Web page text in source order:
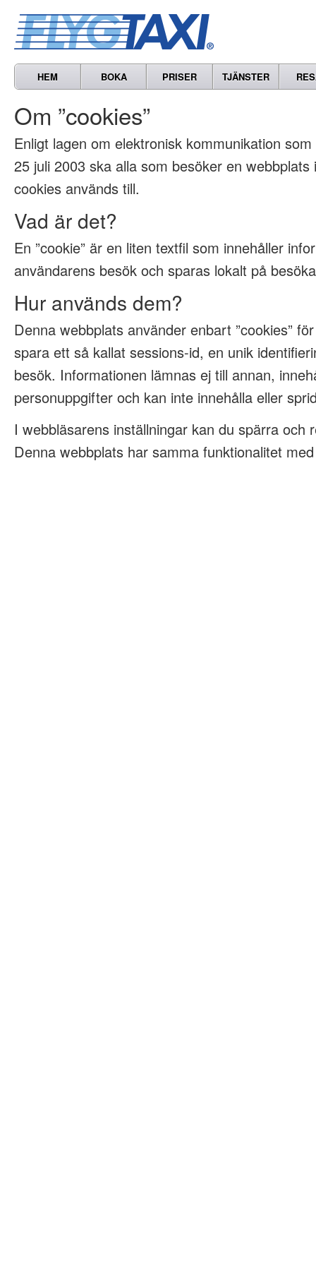
HEM BOKA PRISER TJÄNSTER
Om ”cookies”
Enligt lagen om elektronisk kommunikation
25 juli 2003 ska alla som besöker en
cookies används till.
Vad är det?
En ”cookie” är en liten textfil som innehåller
användarens besök och sparas lokalt på
Hur används dem?
Denna webbplats använder enbart ”cookies”
spara ett så kallat sessions-id, en unik
besök. Informationen lämnas ej till annan,
personuppgifter och kan inte innehålla eller
I webbläsarens inställningar kan du spärra och
Denna webbplats har samma funktionalitet